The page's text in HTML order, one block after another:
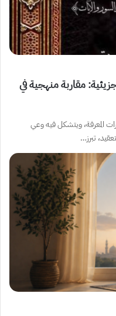
مقاربة منهجية في
المعرفة، ويتشكل فيه وعي
تبرز…